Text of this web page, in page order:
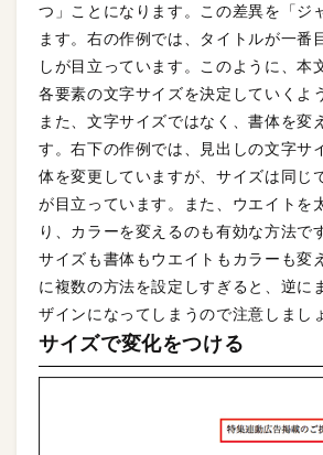
つ」ことになります。この差異を「ジ
ます。右の作例では、タイトルが一番
しが目立っています。このように、本
各要素の文字サイズを決定していくよ
また、文字サイズではなく、書体を変
す。右下の作例では、見出しの文字サ
体を変更していますが、サイズは同じ
が目立っています。また、ウエイトを
り、カラーを変えるのも有効な方法で
サイズも書体もウエイトもカラーも変
に複数の方法を設定しすぎると、逆に
ザインになってしまうので注意しまし
サイズで変化をつける